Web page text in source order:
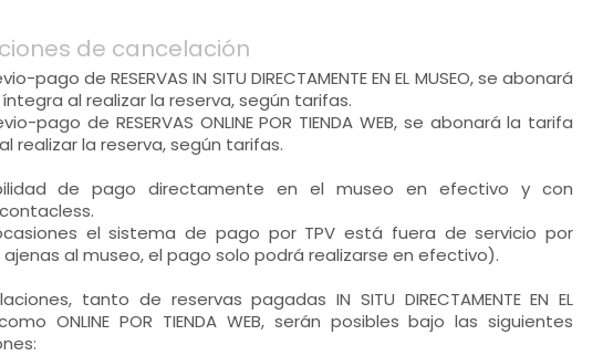
de cancelación
pago de RESERVAS IN SITU DIRECTAMENTE EN EL MUSEO, se abonará
al realizar la reserva, según tarifas.
pago de RESERVAS ONLINE POR TIENDA WEB, se abonará la tarifa
realizar la reserva, según tarifas.
de pago directamente en el museo en efectivo y con
el sistema de pago por TPV está fuera de servicio por
al museo, el pago solo podrá realizarse en efectivo).
tanto de reservas pagadas IN SITU DIRECTAMENTE EN EL
como ONLINE POR TIENDA WEB, serán posibles bajo las siguientes